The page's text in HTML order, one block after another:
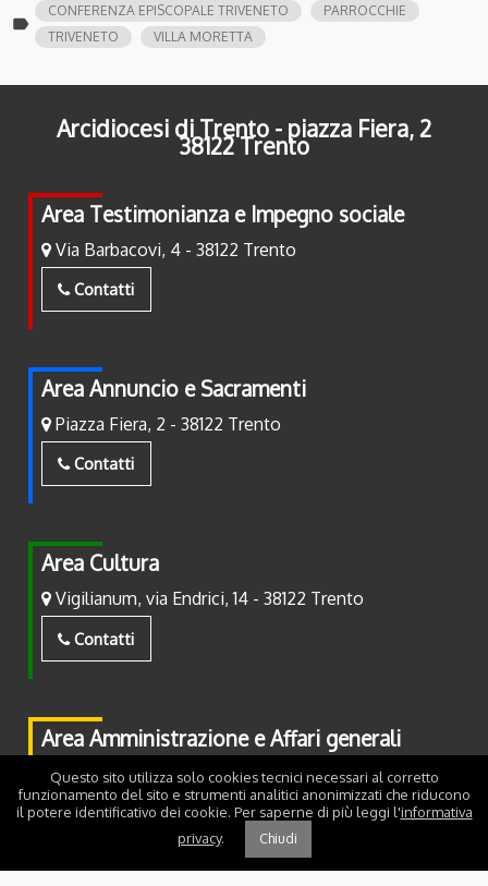
label
CONFERENZA EPISCOPALE TRIVENETO
PARROCCHIE
TRIVENETO
VILLA MORETTA
Arcidiocesi di Trento - piazza Fiera, 2
38122 Trento
Area Testimonianza e Impegno sociale
Via Barbacovi, 4 - 38122 Trento
Contatti
Area Annuncio e Sacramenti
Piazza Fiera, 2 - 38122 Trento
Contatti
Area Cultura
Vigilianum, via Endrici, 14 - 38122 Trento
Contatti
Area Amministrazione e Affari generali
Piazza Fiera, 2 - 38122 Trento
Contatti
Questo sito utilizza solo cookies tecnici necessari al corretto
funzionamento del sito e strumenti analitici anonimizzati che riducono
il potere identificativo dei cookie. Per saperne di più leggi l'informativa
privacy. Chiudi